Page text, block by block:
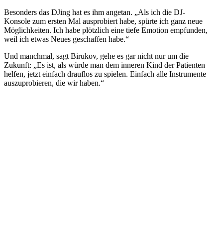
Beson­ders das DJing hat es ihm angetan. „Als ich die DJ-
Konsole zum ersten Mal aus­pro­biert habe, spürte ich ganz neue
Mög­lich­kei­ten. Ich habe plötz­lich eine tiefe Emotion emp­fun­den,
weil ich etwas Neues geschaf­fen habe.“
Und manch­mal, sagt Birukov, gehe es gar nicht nur um die
Zukunft: „Es ist, als würde man dem inneren Kind der Pati­en­ten
helfen, jetzt einfach drauf­los zu spielen. Einfach alle Instru­mente
aus­zu­pro­bie­ren, die wir haben.“